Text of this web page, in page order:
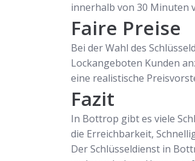
innerhalb von 30 Minuten
Faire Preise
Bei der Wahl des
Lockangeboten Kunden
eine realistische
Fazit
In Bottrop gibt es viele
die Erreichbarkeit,
Der Schlüsseldienst in